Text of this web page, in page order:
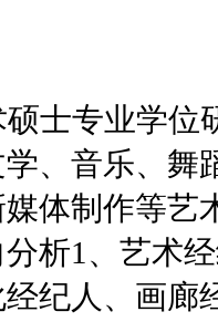
士专业学
、音乐、舞
体制作等艺
析1、艺术
纪人、画廊